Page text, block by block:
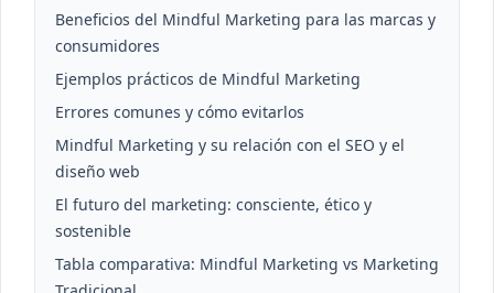
Beneficios del Mindful Marketing para las marcas y
consumidores
Ejemplos prácticos de Mindful Marketing
Errores comunes y cómo evitarlos
Mindful Marketing y su relación con el SEO y el
diseño web
El futuro del marketing: consciente, ético y
sostenible
Tabla comparativa: Mindful Marketing vs Marketing